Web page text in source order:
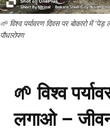
🌱 विश्व पर्यावरण दिवस पर बोकारो में
पौधारोपण
🌱 विश्व
लगाओ –